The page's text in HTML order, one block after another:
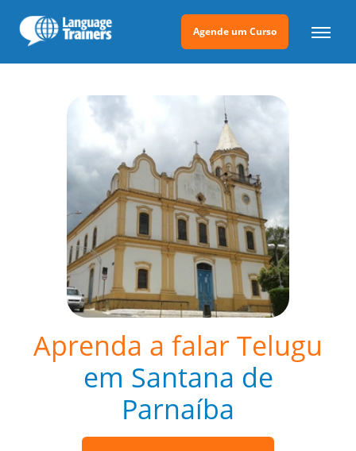
Agende um Curso
Aprenda a falar Telugu
em Santana de
Parnaíba